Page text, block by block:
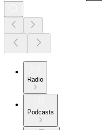
Radio
Podcasts